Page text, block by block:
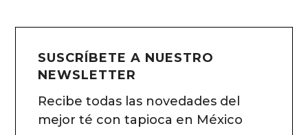
SUSCRÍBETE A NUESTRO
NEWSLETTER
Recibe todas las novedades del
mejor té con tapioca en México